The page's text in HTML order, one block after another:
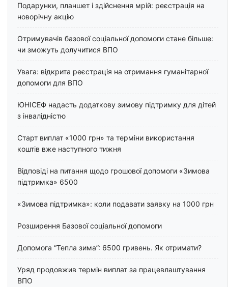
Подарунки, планшет і здійснення мрій: реєстрація на
новорічну акцію
Отримувачів базової соціальної допомоги стане більше:
чи зможуть долучитися ВПО
Увага: відкрита реєстрація на отримання гуманітарної
допомоги для ВПО
ЮНІСЕФ надасть додаткову зимову підтримку для дітей
з інвалідністю
Старт виплат «1000 грн» та терміни використання
коштів вже наступного тижня
Відповіді на питання щодо грошової допомоги «Зимова
підтримка» 6500
«Зимова підтримка»: коли подавати заявку на 1000 грн
Розширення Базової соціальної допомоги
Допомога “Тепла зима”: 6500 гривень. Як отримати?
Уряд продовжив термін виплат за працевлаштування
ВПО